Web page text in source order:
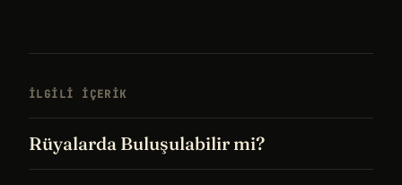
İLGILI IÇERIK
Rüyalarda Buluşulabilir mi?